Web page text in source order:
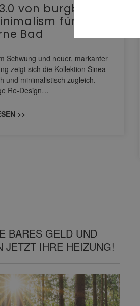
von burgbad:
für das
Bad
Schwung und neuer, markanter
zeigt sich die Kollektion Sinea
und minimalistisch zugleich.
Re-Design…
>>
BARES GELD UND
JETZT IHRE HEIZUNG!